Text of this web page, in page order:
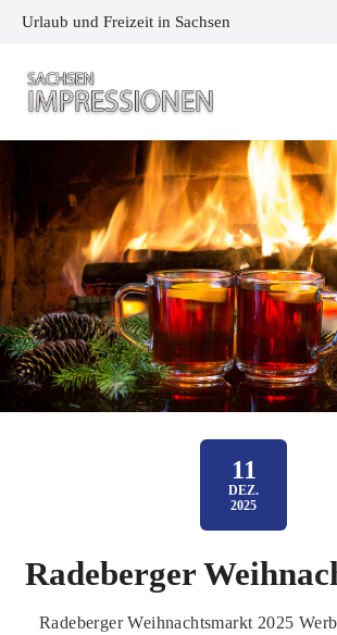
Urlaub und Freizeit in Sachsen
11
DEZ.
2025
Radeberger
Radeberger Weihnachtsmarkt 2025